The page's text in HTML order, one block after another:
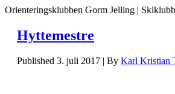
Orienteringsklubben Gorm Jelling |
Hyttemestre
Published 3. juli 2017 | By Karl Kristian